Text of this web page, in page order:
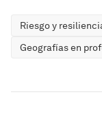
Riesgo y
Geografías en